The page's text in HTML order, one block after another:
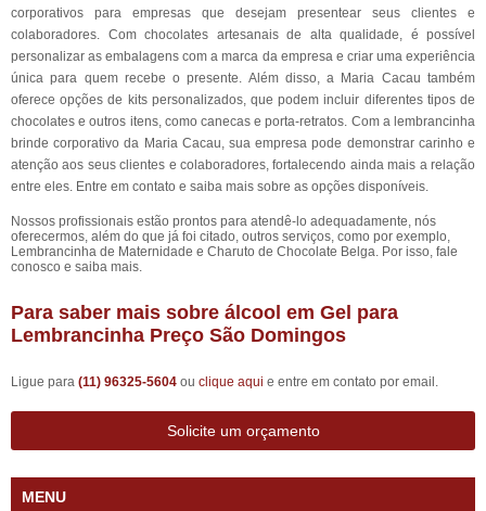
corporativos para empresas que desejam presentear seus clientes e
colaboradores. Com chocolates artesanais de alta qualidade, é possível
personalizar as embalagens com a marca da empresa e criar uma experiência
única para quem recebe o presente. Além disso, a Maria Cacau também
oferece opções de kits personalizados, que podem incluir diferentes tipos de
chocolates e outros itens, como canecas e porta-retratos. Com a lembrancinha
brinde corporativo da Maria Cacau, sua empresa pode demonstrar carinho e
atenção aos seus clientes e colaboradores, fortalecendo ainda mais a relação
entre eles. Entre em contato e saiba mais sobre as opções disponíveis.
Nossos profissionais estão prontos para atendê-lo adequadamente, nós
oferecermos, além do que já foi citado, outros serviços, como por exemplo,
Lembrancinha de Maternidade e Charuto de Chocolate Belga. Por isso, fale
conosco e saiba mais.
Para saber mais sobre álcool em Gel para
Lembrancinha Preço São Domingos
Ligue para (11) 96325-5604 ou clique aqui e entre em contato por email.
Solicite um orçamento
MENU